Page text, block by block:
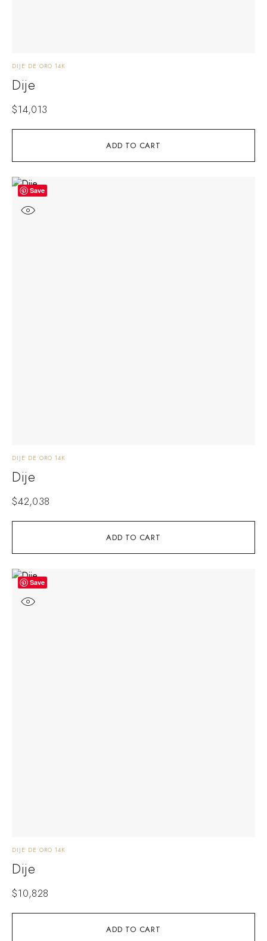
ADD TO CART
DIJE DE ORO 14K
Dije
$14,013
Save
ADD TO CART
DIJE DE ORO 14K
Dije
$42,038
Save
ADD TO CART
DIJE DE ORO 14K
Dije
$10,828